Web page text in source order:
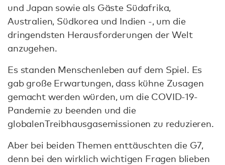
und Japan sowie als Gäste Südafrika,
Australien, Südkorea und Indien -, um die
dringendsten Herausforderungen der Welt
anzugehen.
Es standen Menschenleben auf dem Spiel. Es
gab große Erwartungen, dass kühne Zusagen
gemacht werden würden, um die COVID-19-
Pandemie zu beenden und die
globalenTreibhausgasemissionen zu reduzieren.
Aber bei beiden Themen enttäuschten die G7,
denn bei den wirklich wichtigen Fragen blieben